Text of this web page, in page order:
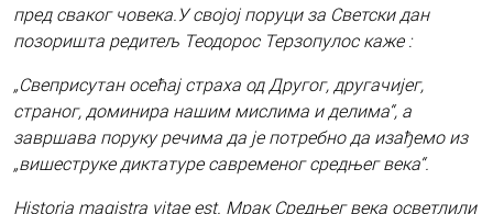
пред сваког човека.У својој поруци за Светски дан
позоришта редитељ Теодорос Терзопулос каже :
„Свеприсутан осећај страха од Другог, другачијег,
страног, доминира нашим мислима и делима“, а
завршава поруку речима да је потребно да изађемо из
„вишеструке диктатуре савременог средњег века“.
Historia magistra vitae est. Мрак Средњег века осветлили